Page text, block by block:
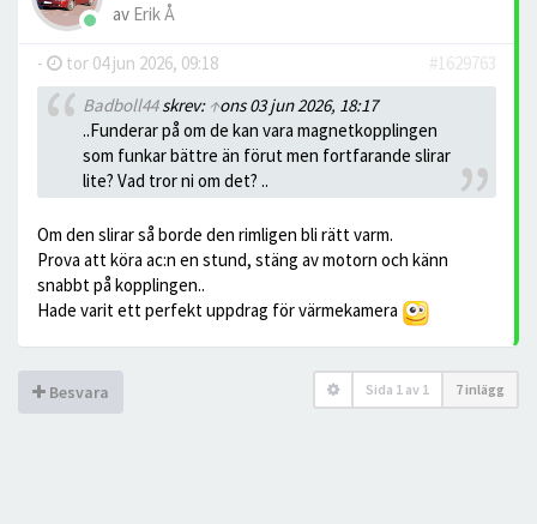
av Erik Å
- tor 04 jun 2026, 09:18
#1629763
Badboll44skrev: ↑ons 03 jun 2026, 18:17
..Funderar på om de kan vara magnetkopplingen
som funkar bättre än förut men fortfarande slirar
lite? Vad tror ni om det? ..
Om den slirar så borde den rimligen bli rätt varm.
Prova att köra ac:n en stund, stäng av motorn och känn
snabbt på kopplingen..
Hade varit ett perfekt uppdrag för värmekamera
Besvara Sida 1 av 1 7 inlägg